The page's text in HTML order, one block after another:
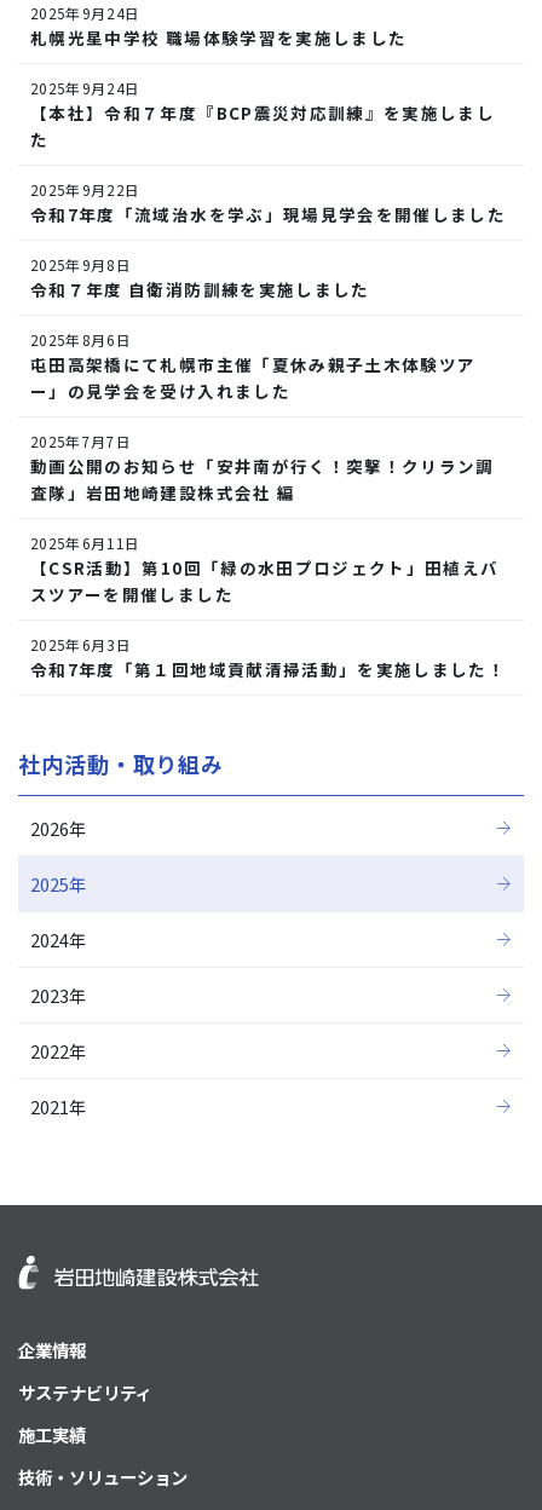
2025年9月24日
札幌光星中学校 職場体験学習を実施しました
2025年9月24日
【本社】令和７年度『BCP震災対応訓練』を実施しまし
た
2025年9月22日
令和7年度「流域治水を学ぶ」現場見学会を開催しました
2025年9月8日
令和７年度 自衛消防訓練を実施しました
2025年8月6日
屯田高架橋にて札幌市主催「夏休み親子土木体験ツア
ー」の見学会を受け入れました
2025年7月7日
動画公開のお知らせ「安井南が行く！突撃！クリラン調
査隊」岩田地崎建設株式会社 編
2025年6月11日
【CSR活動】第10回「緑の水田プロジェクト」田植えバ
スツアーを開催しました
2025年6月3日
令和7年度「第１回地域貢献清掃活動」を実施しました！
社内活動・取り組み
2026年
2025年
2024年
2023年
2022年
2021年
企業情報
サステナビリティ
施工実績
技術・ソリューション